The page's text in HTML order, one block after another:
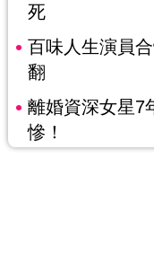
死
百味人生演員
翻
離婚資深女星
慘！